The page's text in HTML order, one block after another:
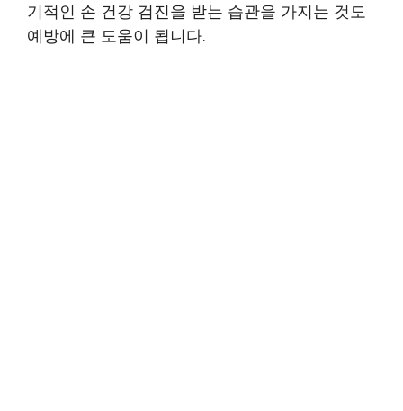
기적인 손 건강 검진을 받는 습관을 가지는 것도
예방에 큰 도움이 됩니다.